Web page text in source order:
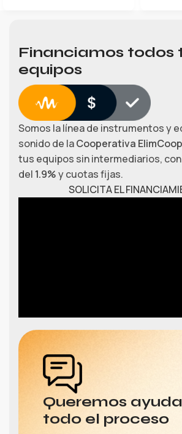
Financiamos todos
equipos
Somos la línea de instrumentos y
sonido de laCooperativa
tus equipos sin intermediarios,
del 1.9%y cuotas fijas.
SOLICITA EL
Queremos
todo el proceso